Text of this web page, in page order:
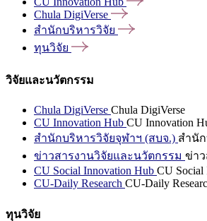
Chula DigiVerse
สำนักบริหารวิจัย
ทุนวิจัย
วิจัยและนวัตกรรม
Chula DigiVerse Chula DigiVerse
CU Innovation Hub CU Innovation
สำนักบริหารวิจัยจุฬาฯ (สบจ.) สำนั
ข่าวสารงานวิจัยและนวัตกรรม ข่า
CU Social Innovation Hub CU Social
CU-Daily Research CU-Daily
ทุนวิจัย